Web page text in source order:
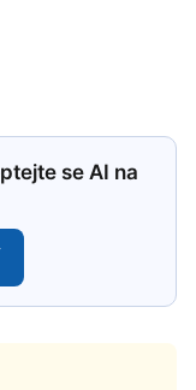
se AI na